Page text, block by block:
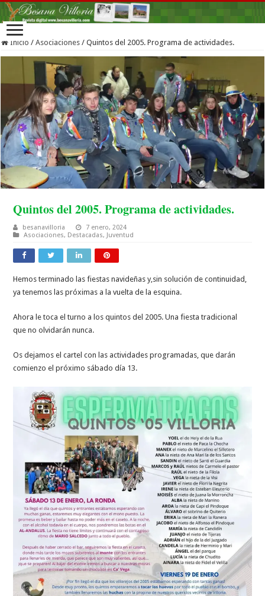
Inicio / Asociaciones / Quintos del 2005. Programa de actividades.
Quintos del 2005. Programa de actividades.
besanavilloria
7 enero, 2024
Asociaciones, Destacadas, Juventud
Hemos terminado las fiestas navideñas y,sin solución de continuidad,
ya tenemos las próximas a la vuelta de la esquina.
Ahora le toca el turno a los quintos del 2005. Una fiesta tradicional
que no olvidarán nunca.
Os dejamos el cartel con las actividades programadas, que darán
comienzo el próximo sábado día 13.